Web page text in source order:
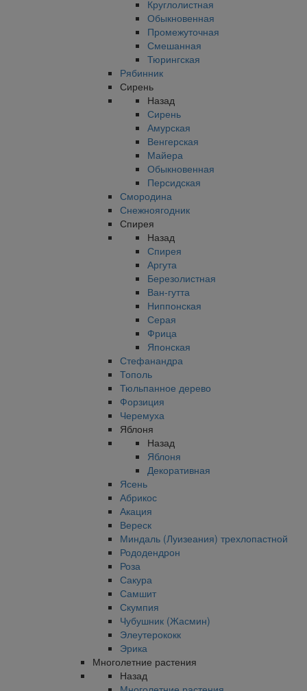
Круглолистная
Обыкновенная
Промежуточная
Смешанная
Тюрингская
Рябинник
Сирень
Назад
Сирень
Амурская
Венгерская
Майера
Обыкновенная
Персидская
Смородина
Снежноягодник
Спирея
Назад
Спирея
Аргута
Березолистная
Ван-гутта
Ниппонская
Серая
Фрица
Японская
Стефанандра
Тополь
Тюльпанное дерево
Форзиция
Черемуха
Яблоня
Назад
Яблоня
Декоративная
Ясень
Абрикос
Акация
Вереск
Миндаль (Луизеания) трехлопастной
Рододендрон
Роза
Сакура
Самшит
Скумпия
Чубушник (Жасмин)
Элеутерококк
Эрика
Многолетние растения
Назад